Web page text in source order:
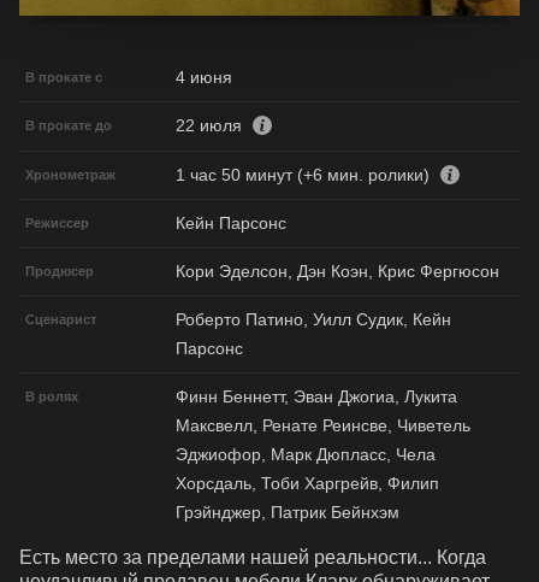
В прокате с 4 июня
В прокате до 22 июля
Хронометраж 1 час 50 минут (+6 мин. ролики)
Режиссер Кейн Парсонс
Продюсер Кори Эделсон, Дэн Коэн, Крис Фергюсон
Сценарист
Роберто Патино, Уилл Судик, Кейн
Парсонс
В ролях
Финн Беннетт, Эван Джогиа, Лукита
Максвелл, Ренате Реинсве, Чиветель
Эджиофор, Марк Дюпласс, Чела
Хорсдаль, Тоби Харгрейв, Филип
Грэйнджер, Патрик Бейнхэм
Есть место за пределами нашей реальности... Когда